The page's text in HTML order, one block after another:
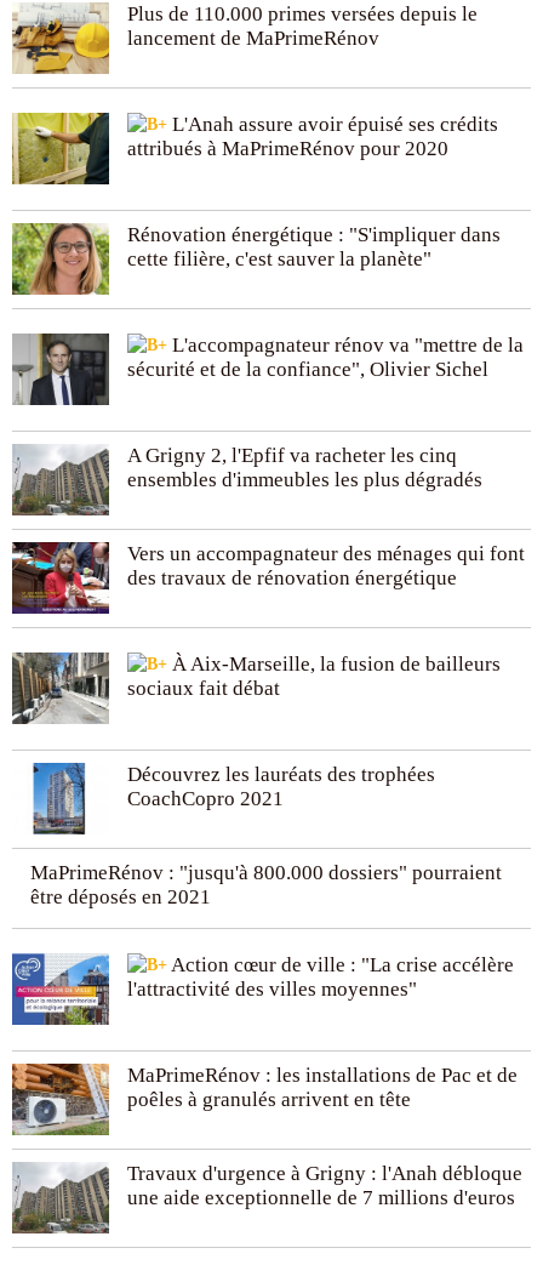
Plus de 110.000 primes versées depuis le
lancement de MaPrimeRénov
L'Anah assure avoir épuisé ses crédits
attribués à MaPrimeRénov pour 2020
Rénovation énergétique : "S'impliquer dans
cette filière, c'est sauver la planète"
L'accompagnateur rénov va "mettre de la
sécurité et de la confiance", Olivier Sichel
A Grigny 2, l'Epfif va racheter les cinq
ensembles d'immeubles les plus dégradés
Vers un accompagnateur des ménages qui font
des travaux de rénovation énergétique
À Aix-Marseille, la fusion de bailleurs
sociaux fait débat
Découvrez les lauréats des trophées
CoachCopro 2021
MaPrimeRénov : "jusqu'à 800.000 dossiers" pourraient
être déposés en 2021
Action cœur de ville : "La crise accélère
l'attractivité des villes moyennes"
MaPrimeRénov : les installations de Pac et de
poêles à granulés arrivent en tête
Travaux d'urgence à Grigny : l'Anah débloque
une aide exceptionnelle de 7 millions d'euros